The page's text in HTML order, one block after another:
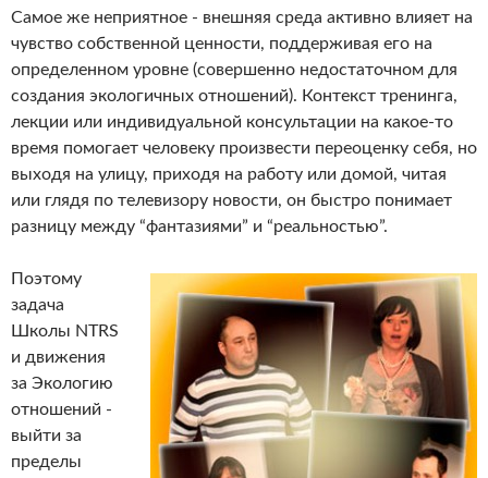
Самое же неприятное - внешняя среда активно влияет на
чувство собственной ценности, поддерживая его на
определенном уровне (совершенно недостаточном для
создания экологичных отношений). Контекст тренинга,
лекции или индивидуальной консультации на какое-то
время помогает человеку произвести переоценку себя, но
выходя на улицу, приходя на работу или домой, читая
или глядя по телевизору новости, он быстро понимает
разницу между “фантазиями” и “реальностью”.
Поэтому
задача
Школы NTRS
и движения
за Экологию
отношений -
выйти за
пределы